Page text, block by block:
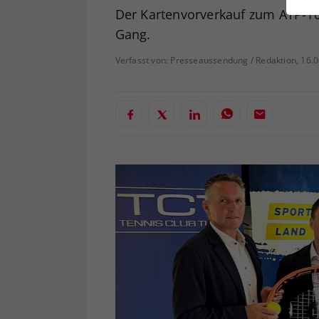
Der Kartenvorverkauf zum ATP-
Gang.
Verfasst von: Presseaussendung / Redaktion,